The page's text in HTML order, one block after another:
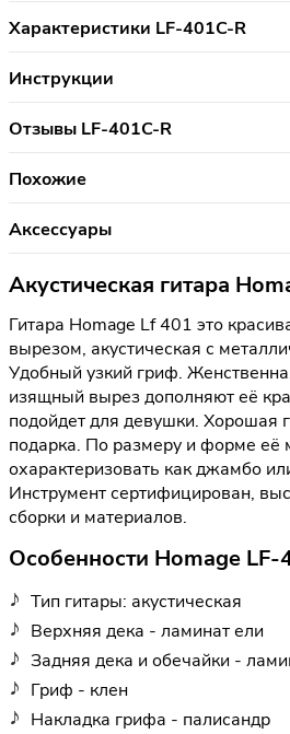
Характеристики LF-401C-R
Инструкции
Отзывы LF-401C-R
Похожие
Аксессуары
Акустическая гитара
Гитара Homage Lf 401 это
вырезом, акустическая с
Удобный узкий гриф.
изящный вырез дополняют её
подойдет для девушки. Хорошая
подарка. По размеру и форме её
охарактеризовать как джамбо
Инструмент сертифицирован,
сборки и материалов.
Особенности Homage LF-
Тип гитары: акустическая
Верхняя дека - ламинат ели
Задняя дека и обечайки -
Гриф - клен
Накладка грифа - палисандр